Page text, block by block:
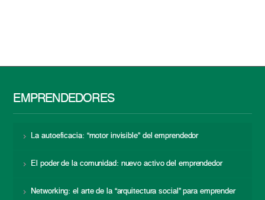
EMPRENDEDORES
La autoeficacia: “motor invisible” del emprendedor
El poder de la comunidad: nuevo activo del emprendedor
Networking: el arte de la “arquitectura social” para emprender